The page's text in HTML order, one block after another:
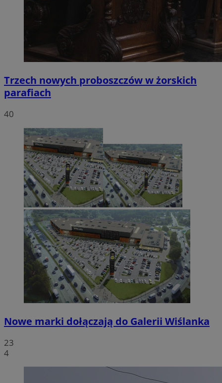
Trzech nowych proboszczów w żorskich
parafiach
40
Nowe marki dołączają do Galerii Wiślanka
23
4